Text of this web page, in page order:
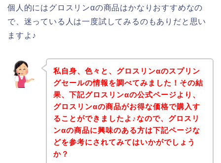
個人的にはグロスリンαの商品はかなりおすすめなの
で、迷っている人は一度試してみるのもありだと思い
ますよ♪
私自身、色々と、グロスリンαのスプリン
グセールの情報を調べてみました！その結
果、下記グロスリンαの公式ページより、
グロスリンαの商品がお得な価格で購入す
ることができましたよ♪なので、グロスリ
ンαの商品に興味のある方は下記ページな
どを参考にされてみてはいかがでしょう
か？